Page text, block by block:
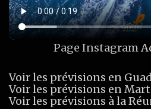
Page Instagram
Voir les prévisions en
Voir les prévisions en
Voir les prévisions à la